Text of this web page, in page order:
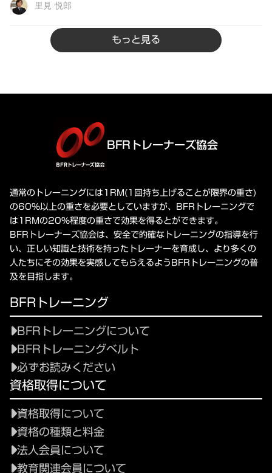
里見 悦郎
もっと見る
BFRトレーナーズ協会
通常のトレーニングには1RM(1回持ち上げることが限界の重さ)
の60%以上の重さを必要としていますが、BFRトレーニングで
は1RMの20%程度の重さで効果を得るとができます。
BFRトレーナーズ協会は、安全で的確なトレーニングの指導を行
い、正しい知識と技術を持ったトレーナーを育成し、より多くの
人たちにその効果を実感してもらえるようBFRトレーニングの普
及を目指します。
BFRトレーニング
BFRトレーニングについて
BFRトレーニングベルト
必ずお読みください
資格取得について
資格取得について
資格の種類と料金
法人会員について
教育関連会員について